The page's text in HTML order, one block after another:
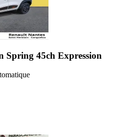
Spring 45ch Expression